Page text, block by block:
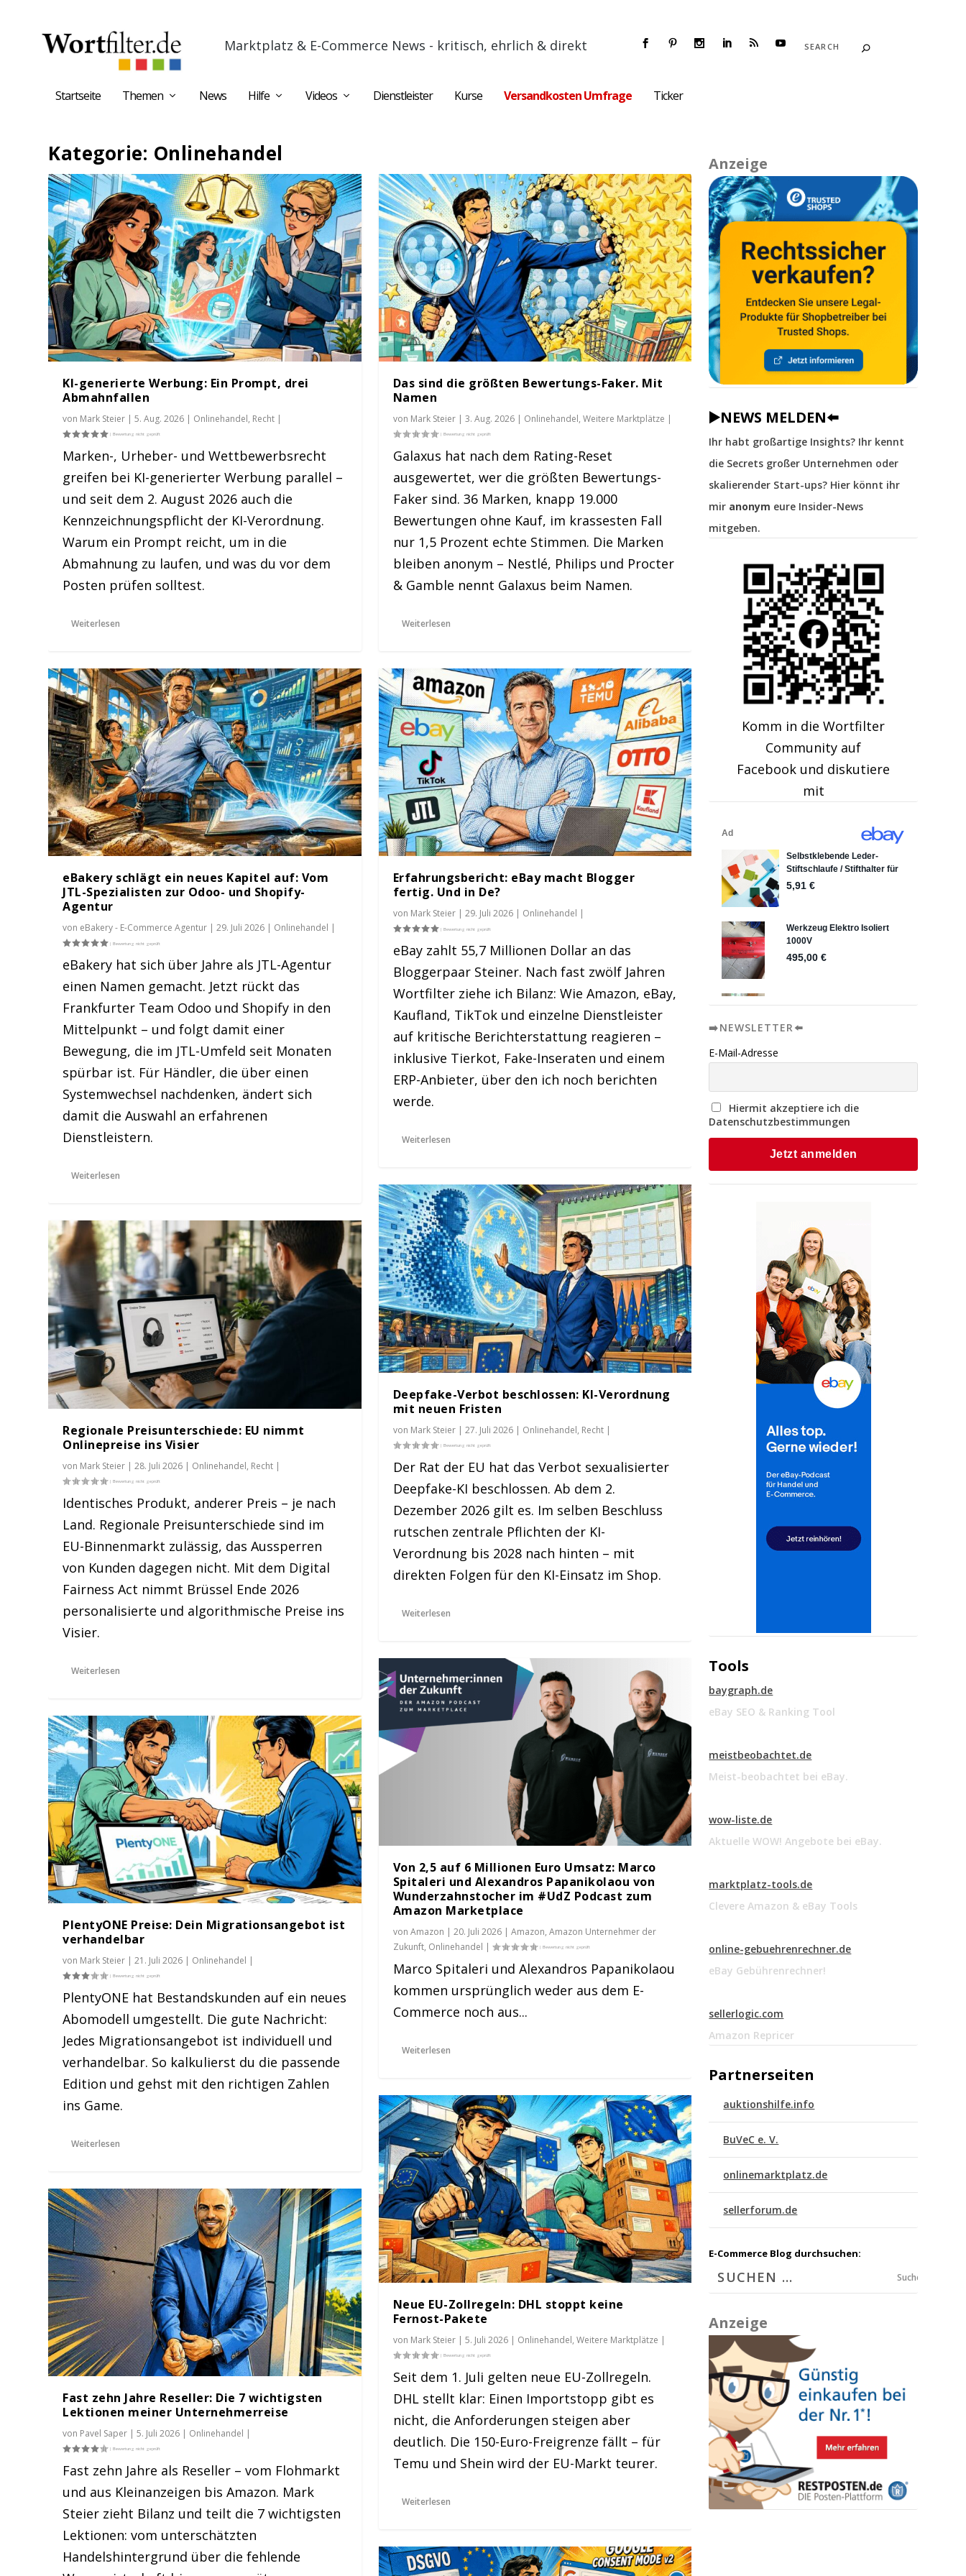
Marktplatz & E-Commerce News - kritisch, ehrlich & direkt
Startseite Themen News Hilfe Videos Dienstleister Kurse Versandkosten Umfrage Ticker
Kategorie: Onlinehandel
KI-generierte Werbung: Ein Prompt, drei
Abmahnfallen
von Mark Steier |5. Aug. 2026 | Onlinehandel, Recht |
Marken-, Urheber- und Wettbewerbsrecht
greifen bei KI-generierter Werbung parallel –
und seit dem 2. August 2026 auch die
Kennzeichnungspflicht der KI-Verordnung.
Warum ein Prompt reicht, um in die
Abmahnung zu laufen, und was du vor dem
Posten prüfen solltest.
Weiterlesen
eBakery schlägt ein neues Kapitel auf: Vom
JTL-Spezialisten zur Odoo- und Shopify-
Agentur
von eBakery - E-Commerce Agentur |29. Juli 2026 | Onlinehandel |
eBakery hat sich über Jahre als JTL-Agentur
einen Namen gemacht. Jetzt rückt das
Frankfurter Team Odoo und Shopify in den
Mittelpunkt – und folgt damit einer
Bewegung, die im JTL-Umfeld seit Monaten
spürbar ist. Für Händler, die über einen
Systemwechsel nachdenken, ändert sich
damit die Auswahl an erfahrenen
Dienstleistern.
Weiterlesen
Regionale Preisunterschiede: EU nimmt
Onlinepreise ins Visier
von Mark Steier |28. Juli 2026 | Onlinehandel, Recht |
Identisches Produkt, anderer Preis – je nach
Land. Regionale Preisunterschiede sind im
EU-Binnenmarkt zulässig, das Aussperren
von Kunden dagegen nicht. Mit dem Digital
Fairness Act nimmt Brüssel Ende 2026
personalisierte und algorithmische Preise ins
Visier.
Weiterlesen
PlentyONE Preise: Dein Migrationsangebot ist
verhandelbar
von Mark Steier |21. Juli 2026 | Onlinehandel |
PlentyONE hat Bestandskunden auf ein neues
Abomodell umgestellt. Die gute Nachricht:
Jedes Migrationsangebot ist individuell und
verhandelbar. So kalkulierst du die passende
Edition und gehst mit den richtigen Zahlen
ins Game.
Weiterlesen
Fast zehn Jahre Reseller: Die 7 wichtigsten
Lektionen meiner Unternehmerreise
von Pavel Saper |5. Juli 2026 | Onlinehandel |
Fast zehn Jahre als Reseller – vom Flohmarkt
und aus Kleinanzeigen bis Amazon. Mark
Steier zieht Bilanz und teilt die 7 wichtigsten
Lektionen: vom unterschätzten
Handelshintergrund über die fehlende
Das sind die größten Bewertungs-Faker. Mit
Namen
von Mark Steier| 3. Aug. 2026| Onlinehandel, Weitere Marktplätze |
Galaxus hat nach dem Rating-Reset
ausgewertet, wer die größten Bewertungs-
Faker sind. 36 Marken, knapp 19.000
Bewertungen ohne Kauf, im krassesten Fall
nur 1,5 Prozent echte Stimmen. Die Marken
bleiben anonym – Nestlé, Philips und Procter
& Gamble nennt Galaxus beim Namen.
Weiterlesen
Erfahrungsbericht: eBay macht Blogger
fertig. Und in De?
von Mark Steier| 29. Juli 2026| Onlinehandel |
eBay zahlt 55,7 Millionen Dollar an das
Bloggerpaar Steiner. Nach fast zwölf Jahren
Wortfilter ziehe ich Bilanz: Wie Amazon, eBay,
Kaufland, TikTok und einzelne Dienstleister
auf kritische Berichterstattung reagieren –
inklusive Tierkot, Fake-Inseraten und einem
ERP-Anbieter, über den ich noch berichten
werde.
Weiterlesen
Deepfake-Verbot beschlossen: KI-Verordnung
mit neuen Fristen
von Mark Steier| 27. Juli 2026| Onlinehandel, Recht|
Der Rat der EU hat das Verbot sexualisierter
Deepfake-KI beschlossen. Ab dem 2.
Dezember 2026 gilt es. Im selben Beschluss
rutschen zentrale Pflichten der KI-
Verordnung bis 2028 nach hinten – mit
direkten Folgen für den KI-Einsatz im Shop.
Weiterlesen
Von 2,5 auf 6 Millionen Euro Umsatz: Marco
Spitaleri und Alexandros Papanikolaou von
Wunderzahnstocher im #UdZ Podcast zum
Amazon Marketplace
von Amazon | 20. Juli 2026| Amazon, Amazon Unternehmer der
Zukunft, Onlinehandel |
Marco Spitaleri und Alexandros Papanikolaou
kommen ursprünglich weder aus dem E-
Commerce noch aus...
Weiterlesen
Neue EU-Zollregeln: DHL stoppt keine
Fernost-Pakete
von Mark Steier| 5. Juli 2026| Onlinehandel, Weitere Marktplätze |
Seit dem 1. Juli gelten neue EU-Zollregeln.
DHL stellt klar: Einen Importstopp gibt es
nicht, die Anforderungen steigen aber
deutlich. Die 150-Euro-Freigrenze fällt – für
Temu und Shein wird der EU-Markt teurer.
Weiterlesen
Anzeige
▶️NEWS MELDEN⬅️
Ihr habt großartige Insights? Ihr kennt
die Secrets großer Unternehmen oder
skalierender Start-ups? Hier könnt ihr
mir anonym eure Insider-News
mitgeben.
Komm in die Wortfilter
Community auf
Facebook und diskutiere
mit
➡️NEWSLETTER⬅️
E-Mail-Adresse
Hiermit akzeptiere ich die
Datenschutzbestimmungen
Tools
baygraph.de
eBay SEO & Ranking Tool
meistbeobachtet.de
Meist-beobachtet bei eBay.
wow-liste.de
Aktuelle WOW! Angebote bei eBay.
marktplatz-tools.de
Clevere Amazon & eBay Tools
online-gebuehrenrechner.de
eBay Gebührenrechner!
sellerlogic.com
Amazon Repricer
Partnerseiten
auktionshilfe.info
BuVeC e. V.
onlinemarktplatz.de
sellerforum.de
E-Commerce Blog durchsuchen:
Suchen
Anzeige